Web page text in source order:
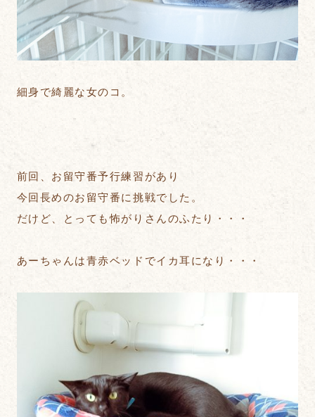
細身で綺麗な女のコ。
前回、お留守番予行練習があり
今回長めのお留守番に挑戦でした。
だけど、とっても怖がりさんのふたり・・・
あーちゃんは青赤ベッドでイカ耳になり・・・